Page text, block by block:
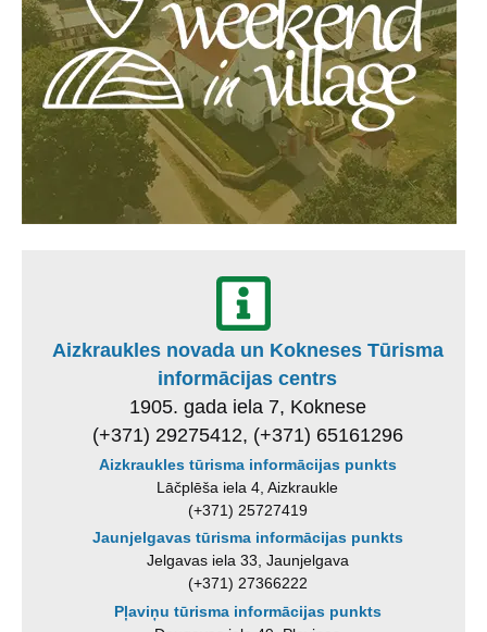
Aizkraukles novada un Kokneses Tūrisma
informācijas centrs
1905. gada iela 7, Koknese
(+371) 29275412, (+371) 65161296
Aizkraukles tūrisma informācijas punkts
Lāčplēša iela 4, Aizkraukle
(+371) 25727419
Jaunjelgavas tūrisma informācijas punkts
Jelgavas iela 33, Jaunjelgava
(+371) 27366222
Pļaviņu tūrisma informācijas punkts